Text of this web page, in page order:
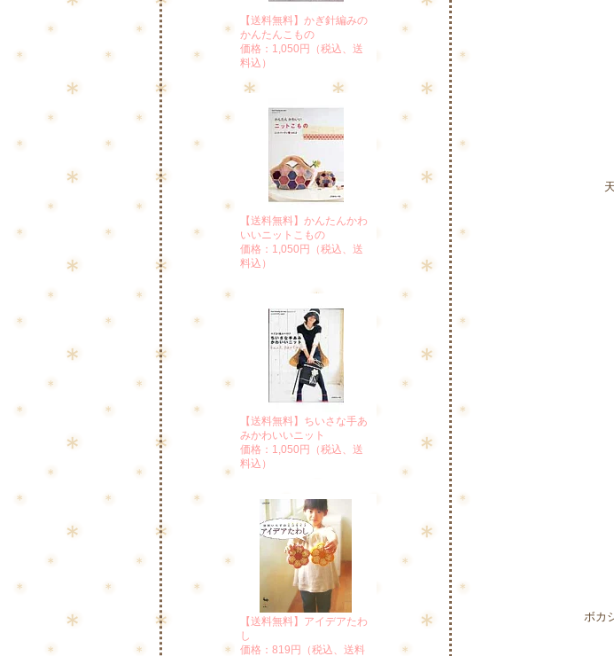
【送料無料】かぎ針編みの
かんたんこもの
価格：1,050円（税込、送
料込）
【送料無料】かんたんかわ
いいニットこもの
価格：1,050円（税込、送
料込）
【送料無料】ちいさな手あ
みかわいいニット
価格：1,050円（税込、送
料込）
【送料無料】アイデアたわ
し
価格：819円（税込、送料
ボカ